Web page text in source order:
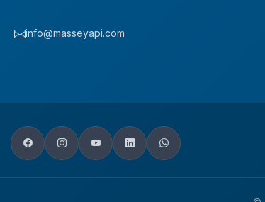
info@masseyapi.com